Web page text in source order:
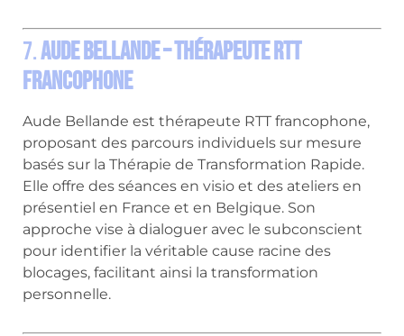
7.Aude Bellande – Thérapeute RTT
Francophone
Aude Bellande est thérapeute RTT francophone,
proposant des parcours individuels sur mesure
basés sur la Thérapie de Transformation Rapide.
Elle offre des séances en visio et des ateliers en
présentiel en France et en Belgique. Son
approche vise à dialoguer avec le subconscient
pour identifier la véritable cause racine des
blocages, facilitant ainsi la transformation
personnelle.